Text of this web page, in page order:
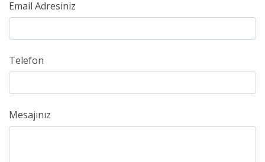
Email Adresiniz
Telefon
Mesajınız